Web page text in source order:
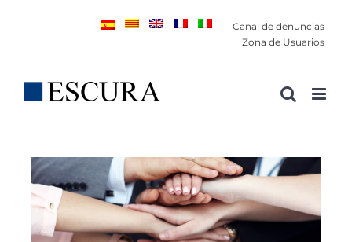
Canal de denuncias
Zona de Usuarios